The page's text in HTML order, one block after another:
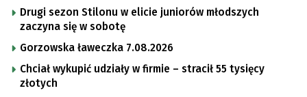
Drugi sezon Stilonu w elicie juniorów młodszych
zaczyna się w sobotę
Gorzowska ławeczka 7.08.2026
Chciał wykupić udziały w firmie – stracił 55 tysięcy
złotych